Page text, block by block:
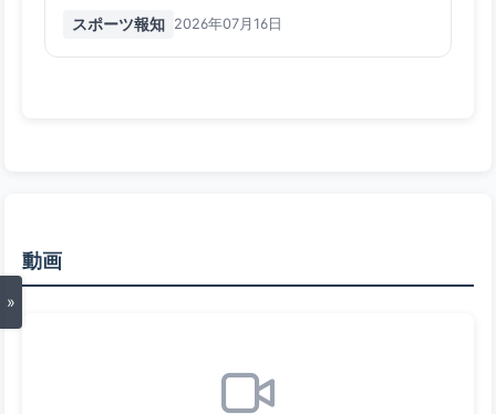
»
３安打３打点の活躍…大阪大会 - スポーツ報知
スポーツ報知 2026年07月16日
動画